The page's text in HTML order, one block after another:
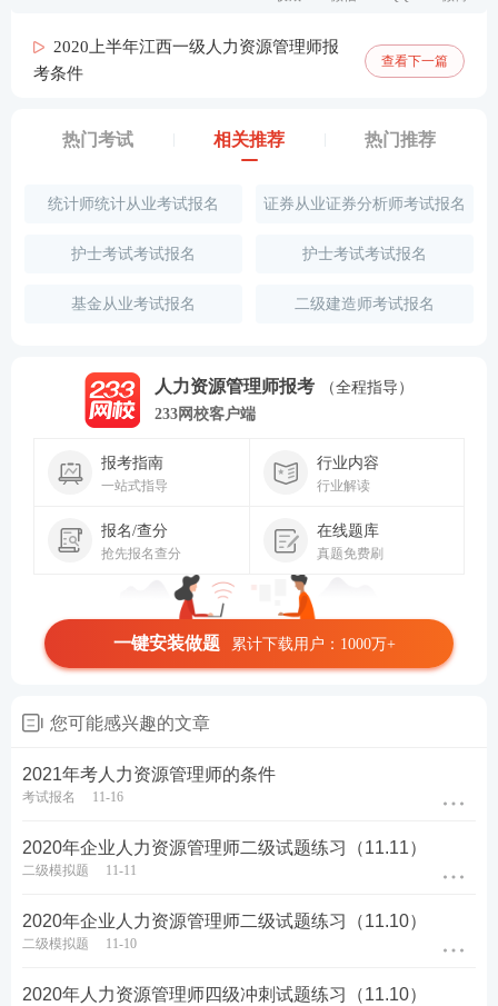
2020上半年江西一级人力资源管理师报
考条件
查看下一篇
热门考试 相关推荐 热门推荐
统计师统计从业考试报名 证券从业证券分析师考试报名
护士考试考试报名 护士考试考试报名
基金从业考试报名 二级建造师考试报名
人力资源管理师报考
（全程指导）
233网校客户端
报考指南
一站式指导
行业内容
行业解读
报名/查分
抢先报名查分
在线题库
真题免费刷
一键安装做题 累计下载用户：1000万+
您可能感兴趣的文章
2021年考人力资源管理师的条件
考试报名 11-16
2020年企业人力资源管理师二级试题练习（11.11）
二级模拟题 11-11
2020年企业人力资源管理师二级试题练习（11.10）
二级模拟题 11-10
2020年人力资源管理师四级冲刺试题练习（11.10）